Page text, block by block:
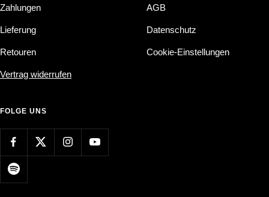
Zahlungen
Lieferung
Retouren
Vertrag widerrufen
AGB
Datenschutz
Cookie-Einstellungen
FOLGE UNS